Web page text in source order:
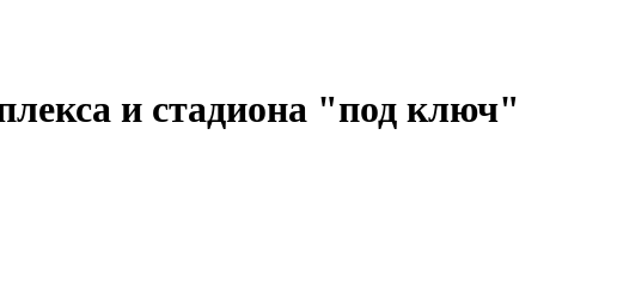
и стадиона "под ключ"